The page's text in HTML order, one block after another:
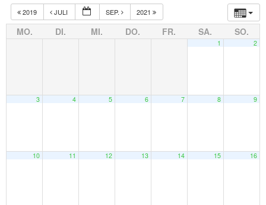
2019 JULI SEP. 2021
MO. DI. MI. DO. FR. SA. SO.
1 2
3 4 5 6 7 8 9
10 11 12 13 14 15 16